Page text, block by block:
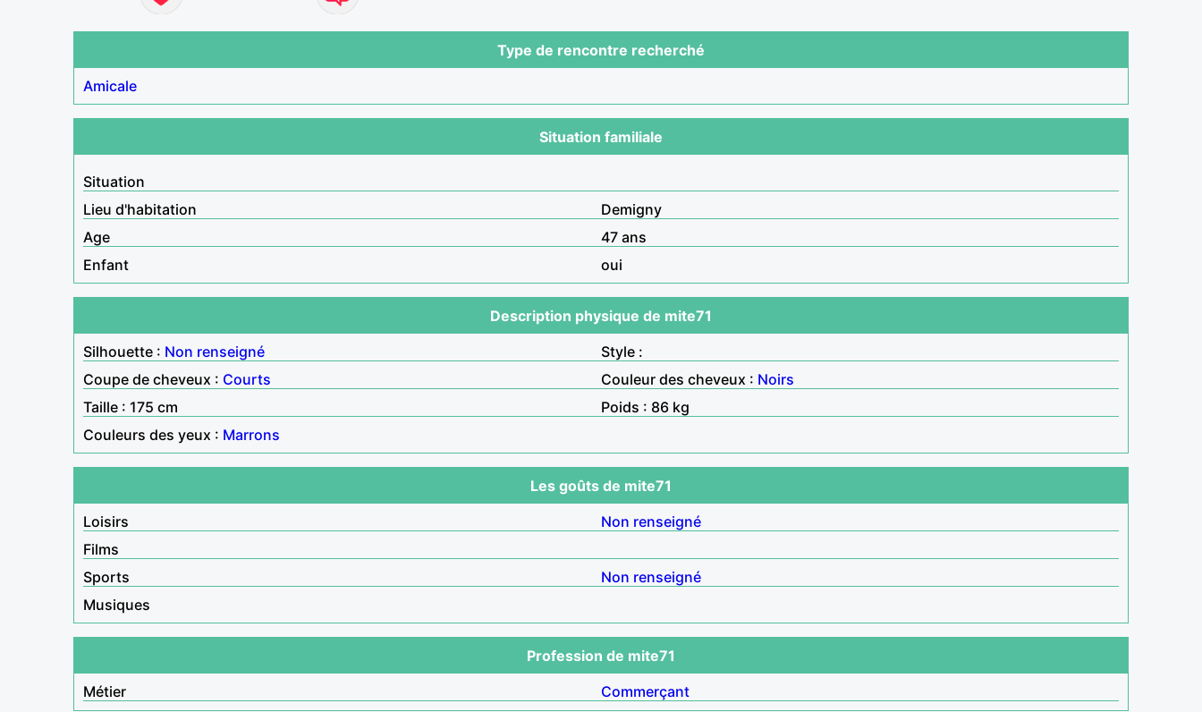
Type de rencontre recherché
Amicale
Situation familiale
Situation
Lieu d'habitation
Demigny
Age
47 ans
Enfant
oui
Description physique de mite71
Silhouette : Non renseigné
Style :
Coupe de cheveux : Courts Couleur des cheveux : Noirs
Taille : 175 cm
Poids : 86 kg
Couleurs des yeux : Marrons
Les goûts de mite71
Loisirs
Non renseigné
Films
Sports
Non renseigné
Musiques
Profession de mite71
Métier
Commerçant